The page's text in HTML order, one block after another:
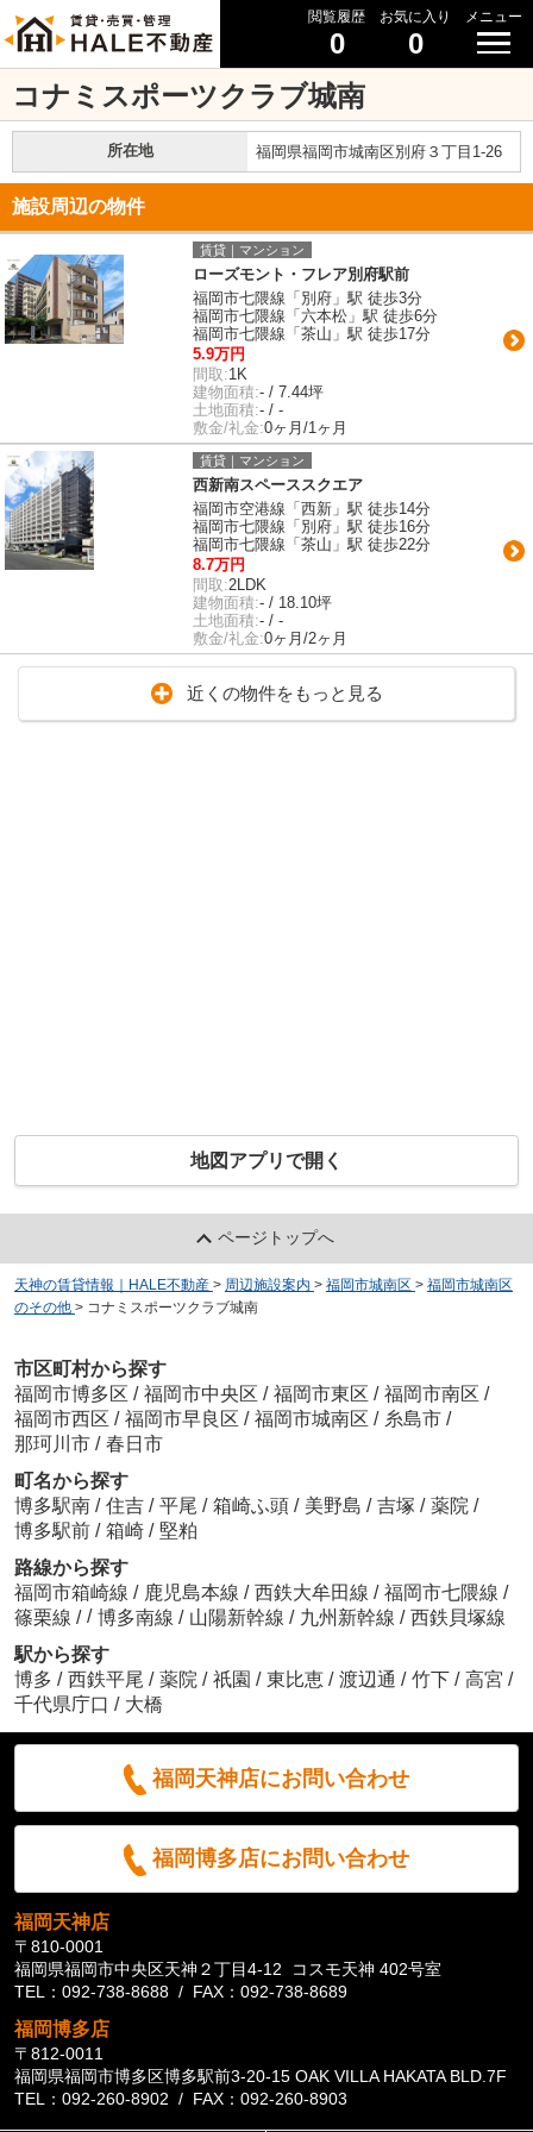
閲覧履歴
0
お気に入り
0
メニュー
コナミスポーツクラブ城南
所在地 福岡県福岡市城南区別府３丁目1-26
施設周辺の物件
賃貸｜マンション
ローズモント・フレア別府駅前
福岡市七隈線「別府」駅 徒歩3分
福岡市七隈線「六本松」駅 徒歩6分
福岡市七隈線「茶山」駅 徒歩17分
5.9万円
間取:1K
建物面積:- / 7.44坪
土地面積:- / -
敷金/礼金:0ヶ月/1ヶ月
賃貸｜マンション
西新南スペーススクエア
福岡市空港線「西新」駅 徒歩14分
福岡市七隈線「別府」駅 徒歩16分
福岡市七隈線「茶山」駅 徒歩22分
8.7万円
間取:2LDK
建物面積:- / 18.10坪
土地面積:- / -
敷金/礼金:0ヶ月/2ヶ月
近くの物件をもっと見る
地図アプリで開く
ページトップへ
天神の賃貸情報｜HALE不動産 > 周辺施設案内 > 福岡市城南区 > 福岡市城南区
のその他 > コナミスポーツクラブ城南
市区町村から探す
福岡市博多区 / 福岡市中央区 / 福岡市東区 / 福岡市南区 /
福岡市西区 / 福岡市早良区 / 福岡市城南区 / 糸島市 /
那珂川市 / 春日市
町名から探す
博多駅南 / 住吉 / 平尾 / 箱崎ふ頭 / 美野島 / 吉塚 / 薬院 /
博多駅前 / 箱崎 / 堅粕
路線から探す
福岡市箱崎線 / 鹿児島本線 / 西鉄大牟田線 / 福岡市七隈線 /
篠栗線 / / 博多南線 / 山陽新幹線 / 九州新幹線 / 西鉄貝塚線
駅から探す
博多 / 西鉄平尾 / 薬院 / 祇園 / 東比恵 / 渡辺通 / 竹下 / 高宮 /
千代県庁口 / 大橋
福岡天神店にお問い合わせ
福岡博多店にお問い合わせ
福岡天神店
〒810-0001
福岡県福岡市中央区天神２丁目4-12 コスモ天神 402号室
TEL：092-738-8688 / FAX：092-738-8689
福岡博多店
〒812-0011
福岡県福岡市博多区博多駅前3-20-15 OAK VILLA HAKATA BLD.7F
TEL：092-260-8902 / FAX：092-260-8903